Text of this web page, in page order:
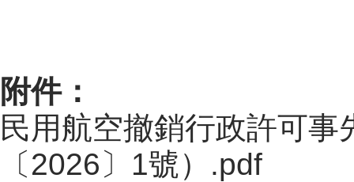
附件：
民用航空撤銷行政許可
〔2026〕1號）.pdf